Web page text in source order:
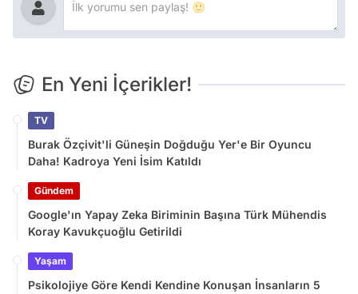
En Yeni İçerikler!
TV
Burak Özçivit'li Güneşin Doğduğu Yer'e Bir Oyuncu
Daha! Kadroya Yeni İsim Katıldı
Gündem
Google'ın Yapay Zeka Biriminin Başına Türk Mühendis
Koray Kavukçuoğlu Getirildi
Yaşam
Psikolojiye Göre Kendi Kendine Konuşan İnsanların 5